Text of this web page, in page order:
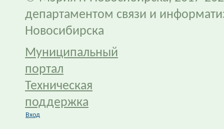
департаментом связи и
Новосибирска
Муниципальный
портал
Техническая
поддержка
Вход